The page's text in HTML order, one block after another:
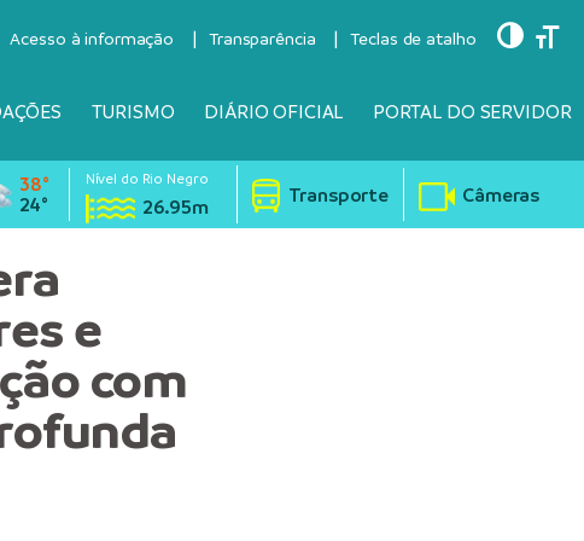
Acesso à informação Transparência Teclas de atalho
TURISMO DIÁRIO OFICIAL PORTAL DO SERVIDOR
38°
24°
Nível do Rio Negro
26.95m Transporte Câmeras
e
com